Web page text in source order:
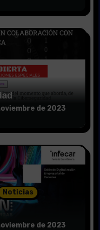
de 2023
Noticias
de 2023